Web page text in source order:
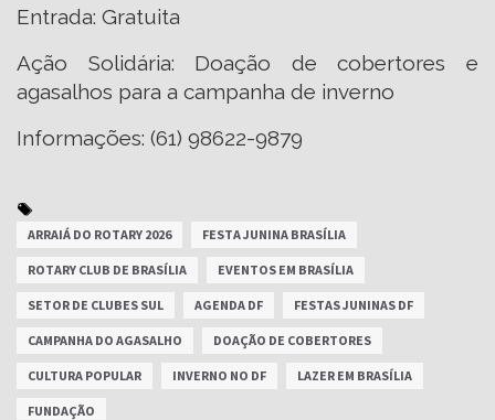
Entrada: Gratuita
Ação Solidária: Doação de cobertores e
agasalhos para a campanha de inverno
Informações: (61) 98622-9879
ARRAIÁ DO ROTARY 2026 FESTA JUNINA BRASÍLIA
ROTARY CLUB DE BRASÍLIA EVENTOS EM BRASÍLIA
SETOR DE CLUBES SUL AGENDA DF FESTAS JUNINAS DF
CAMPANHA DO AGASALHO DOAÇÃO DE COBERTORES
CULTURA POPULAR INVERNO NO DF LAZER EM BRASÍLIA
FUNDAÇÃO